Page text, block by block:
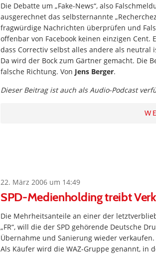
Die Debatte um „Fake-News“, also
ausgerechnet das selbsternannte
fragwürdige Nachrichten überprüfen und
offenbar von Facebook keinen einzigen
dass Correctiv selbst alles andere als
Da wird der Bock zum Gärtner gemacht. Die
falsche Richtung. Von Jens Berger.
Dieser Beitrag ist auch als Audio-Podcast
22. März 2006 um 14:49
SPD-Medienholding treibt
Die Mehrheitsanteile an einer der
„FR“, will die der SPD gehörende Deutsche
Übernahme und Sanierung wieder verkaufen.
Als Käufer wird die WAZ-Gruppe genannt, in